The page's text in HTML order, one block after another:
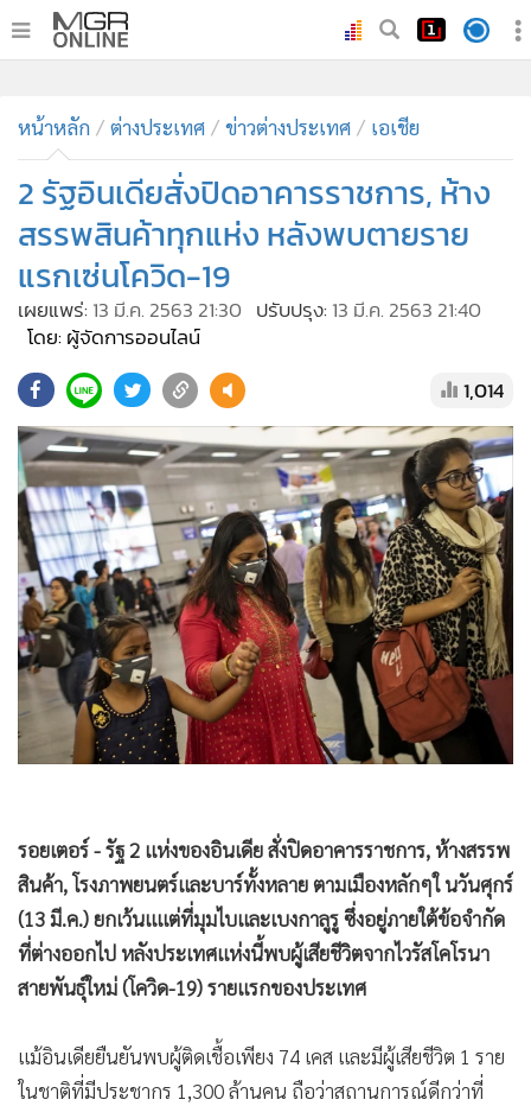
• ทันเหตุการณ์
• ภาคใต้
• ภูมิภาค
• Online Section
• บันเทิง
• ผู้จัดการรายวัน
คอลัมนิสต์
• ละคร
• CbizReview
• Cyber BIZ
• ผู้จัดกวน
• Good health & Well-being
• Green Innovation & SD
• Management & HR
• MGR Live
• Infographic
•
การเมือง
ท่องเที่ยว
• Special Scoop
• เศรษฐกิจ-ธุรกิจ
• จีน
ชุมชน-คุณภาพชีวิต
อาชญากรรม
• Motoring
• เกม
หน้าหลัก ต่างประเทศ ข่าวต่างประเทศ
2 รัฐอินเดียสั่งปิดอาคารราชการ, ห้าง
สรรพสินค้าทุกแห่ง หลังพบตายราย
แรกเซ่นโควิด-19
เผยแพร่:13 มี.ค. 2563 21:30ปรับปรุง:13 มี.ค. 2563 21:40
โดย: ผู้จัดการออนไลน์
1,014
รอยเตอร์ - รัฐ 2 แห่งของอินเดีย สั่งปิดอาคารราชการ, ห้างสรรพ
(13 มี.ค.) ยกเว้นแแต่ที่มุมไบและเบงกาลูรู ซึ่งอยู่ภายใต้ข้อจำกัด
ที่ต่างออกไป หลังประเทศแห่งนี้พบผู้เสียชีวิตจากไวรัสโคโรนา